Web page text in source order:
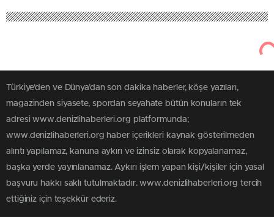
Türkiye'den ve Dünya’dan son dakika haberler, köşe yazıları,
magazinden siyasete, spordan seyahate bütün konuların tek
adresi www.denizlihaberleri.org platformunda;
www.denizlihaberleri.org haber içerikleri kaynak gösterilmeden
alıntı yapılamaz, kanuna aykırı ve izinsiz olarak kopyalanamaz,
başka yerde yayınlanamaz. Aykırı işlem yapan kişi/kişiler için yasal
başvuru hakkı saklı tutulmaktadır. www.denizlihaberleri.org tercih
ettiğiniz için teşekkür ederiz.